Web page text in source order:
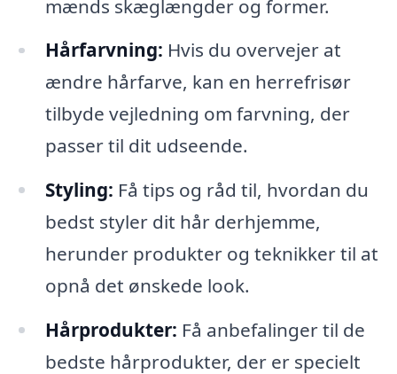
mænds skæglængder og former.
Hårfarvning: Hvis du overvejer at
ændre hårfarve, kan en herrefrisør
tilbyde vejledning om farvning, der
passer til dit udseende.
Styling: Få tips og råd til, hvordan du
bedst styler dit hår derhjemme,
herunder produkter og teknikker til at
opnå det ønskede look.
Hårprodukter: Få anbefalinger til de
bedste hårprodukter, der er specielt